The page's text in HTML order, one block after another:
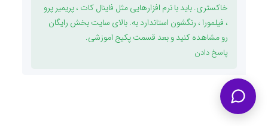
خاکستری. باید با نرم افزارهایی مثل فاینال کات ، پریمیر پرو
، فیلمورا ، رنگشون استاندارد به. بالای سایت بخش رایگان
رو مشاهده کنید و بعد قسمت پکیج اموزشی.
پاسخ دادن